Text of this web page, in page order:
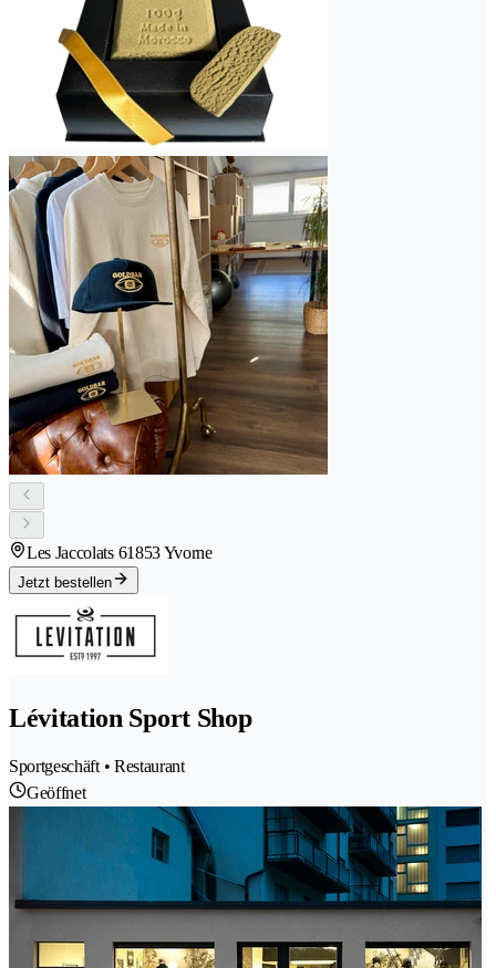
Les Jaccolats 61853 Yvorne
Jetzt bestellen
Lévitation Sport Shop
Sportgeschäft • Restaurant
Geöffnet